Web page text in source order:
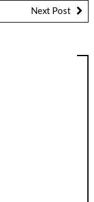
Next Post